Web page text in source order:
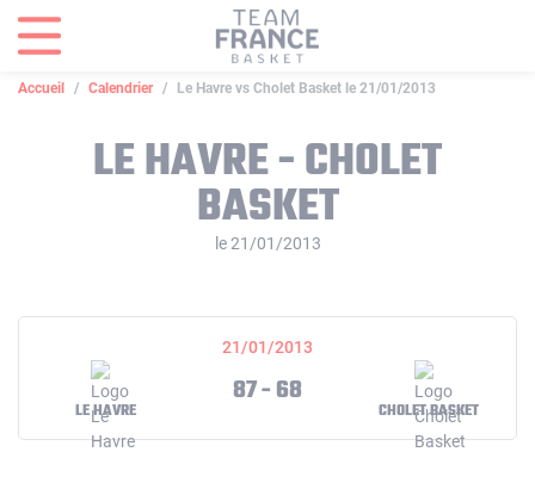
Accueil Calendrier Le Havre vs Cholet Basket le 21/01/2013
LE HAVRE - CHOLET
BASKET
le 21/01/2013
21/01/2013
LE HAVRE
87 - 68
CHOLET BASKET
Panneau de gestion des cookies